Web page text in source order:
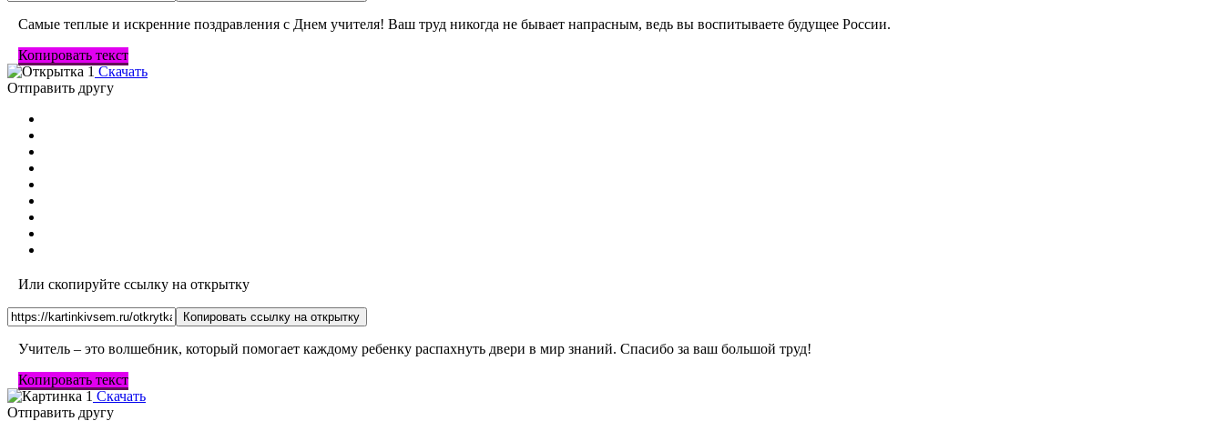
Самые теплые и искренние поздравления с Днем учителя! Ваш труд никогда не бывает напрасным, ведь вы воспитываете будущее России.
Копировать текст
Скачать
Отправить другу
Или скопируйте ссылку на открытку
Копировать ссылку на открытку
Учитель – это волшебник, который помогает каждому ребенку распахнуть двери в мир знаний. Спасибо за ваш большой труд!
Копировать текст
Скачать
Отправить другу